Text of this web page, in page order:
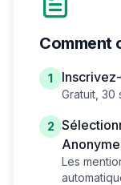
Comment
1
Gratuit, 30
2
Les